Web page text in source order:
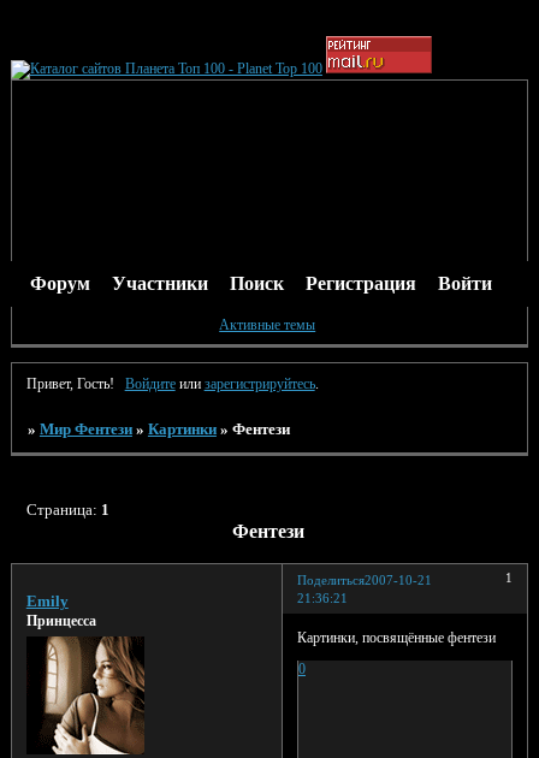
Форум Участники Поиск Регистрация Войти
Активные темы
Привет, Гость! Войдитеили зарегистрируйтесь.
» Мир Фентези » Картинки » Фентези
Фентези
Страница: 1
Поделиться 1
2007-10-21
21:36:21
Emily
Принцесса
Картинки, посвящённые фентези
0